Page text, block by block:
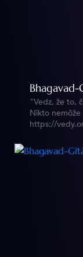
Bhagavad-
"Vedz, že to,
Nikto
https://